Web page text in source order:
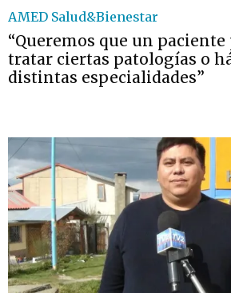
AMED Salud&Bienestar
“Queremos que un
tratar ciertas patologías o
distintas especialidades”